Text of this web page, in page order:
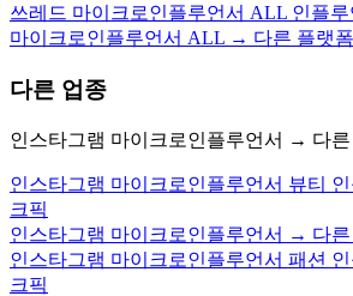
쓰레드 마이크로인플루언서 ALL 인플루
마이크로인플루언서 ALL → 다른 플랫폼
다른 업종
인스타그램 마이크로인플루언서 → 다른
인스타그램 마이크로인플루언서 뷰티
크픽
인스타그램 마이크로인플루언서 → 다른
인스타그램 마이크로인플루언서 패션
크픽